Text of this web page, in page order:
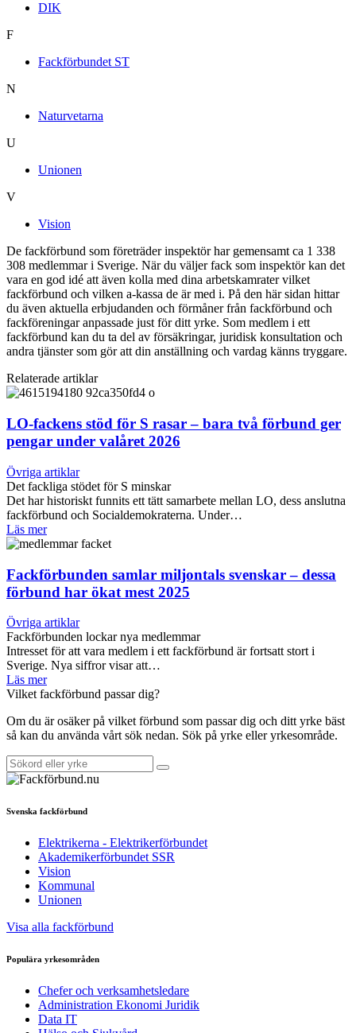
DIK
F
Fackförbundet ST
N
Naturvetarna
U
Unionen
V
Vision
De fackförbund som företräder inspektör har gemensamt ca 1 338
308 medlemmar i Sverige. När du väljer fack som inspektör kan det
vara en god idé att även kolla med dina arbetskamrater vilket
fackförbund och vilken a-kassa de är med i. På den här sidan hittar
du även aktuella erbjudanden och förmåner från fackförbund och
fackföreningar anpassade just för ditt yrke. Som medlem i ett
fackförbund kan du ta del av försäkringar, juridisk konsultation och
andra tjänster som gör att din anställning och vardag känns tryggare.
Relaterade artiklar
LO-fackens stöd för S rasar – bara två förbund ger
pengar under valåret 2026
Övriga artiklar
Det fackliga stödet för S minskar
Det har historiskt funnits ett tätt samarbete mellan LO, dess anslutna
fackförbund och Socialdemokraterna. Under…
Läs mer
Fackförbunden samlar miljontals svenskar – dessa
förbund har ökat mest 2025
Övriga artiklar
Fackförbunden lockar nya medlemmar
Intresset för att vara medlem i ett fackförbund är fortsatt stort i
Sverige. Nya siffror visar att…
Läs mer
Vilket fackförbund passar dig?
Om du är osäker på vilket förbund som passar dig och ditt yrke bäst
så kan du använda vårt sök nedan. Sök på yrke eller yrkesområde.
Svenska fackförbund
Elektrikerna - Elektrikerförbundet
Akademikerförbundet SSR
Vision
Kommunal
Unionen
Visa alla fackförbund
Populära yrkesområden
Chefer och verksamhetsledare
Administration Ekonomi Juridik
Data IT